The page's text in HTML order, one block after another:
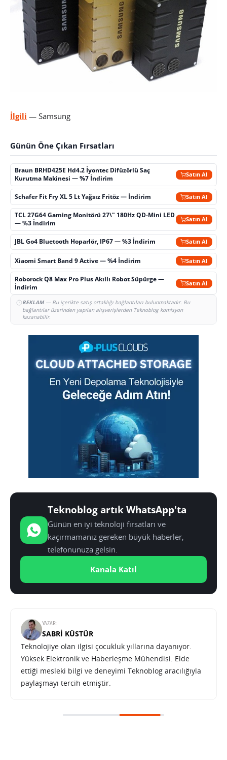
İlgili — Samsung
Günün Öne Çıkan Fırsatları
Braun BRHD425E Hd4.2 İyontec Difüzörlü Saç
Kurutma Makinesi — %7 İndirim
Satın Al
Schafer Fit Fry XL 5 Lt Yağsız Fritöz — İndirim Satın Al
TCL 27G64 Gaming Monitörü 27\" 180Hz QD-Mini LED
— %3 İndirim
Satın Al
JBL Go4 Bluetooth Hoparlör, IP67 — %3 İndirim Satın Al
Xiaomi Smart Band 9 Active — %4 İndirim Satın Al
Roborock Q8 Max Pro Plus Akıllı Robot Süpürge —
İndirim
Satın Al
REKLAM— Bu içerikte satış ortaklığı bağlantıları bulunmaktadır. Bu
bağlantılar üzerinden yapılan alışverişlerden Teknoblog komisyon
kazanabilir.
Teknoblog artık WhatsApp'ta
Günün en iyi teknoloji fırsatları ve
kaçırmamanız gereken büyük haberler,
telefonunuza gelsin.
Kanala Katıl
YAZAR:
SABRI KÜSTÜR
Teknolojiye olan ilgisi çocukluk yıllarına dayanıyor.
Yüksek Elektronik ve Haberleşme Mühendisi. Elde
ettiği mesleki bilgi ve deneyimi Teknoblog aracılığıyla
paylaşmayı tercih etmiştir.